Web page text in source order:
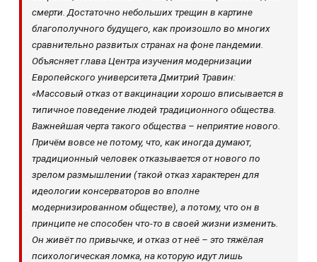
смерти. Достаточно небольших трещин в картине
благополучного будущего, как произошло во многих
сравнительно развитых странах на фоне пандемии.
Объясняет глава Центра изучения модернизации
Европейского университета Дмитрий Травин:
«Массовый отказ от вакцинации хорошо вписывается в
типичное поведение людей традиционного общества.
Важнейшая черта такого общества – неприятие нового.
Причём вовсе не потому, что, как иногда думают,
традиционный человек отказывается от нового по
зрелом размышлении (такой отказ характерен для
идеологии консерваторов во вполне
модернизированном обществе), а потому, что он в
принципе не способен что-то в своей жизни изменить.
Он живёт по привычке, и отказ от неё – это тяжёлая
психологическая ломка, на которую идут лишь